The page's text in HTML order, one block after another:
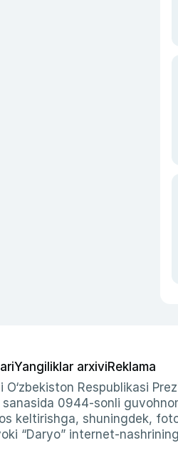
Yangiliklar arxiviReklama
Respublikasi
0944-sonli
keltirishga, shuningdek,
“Daryo” internet-